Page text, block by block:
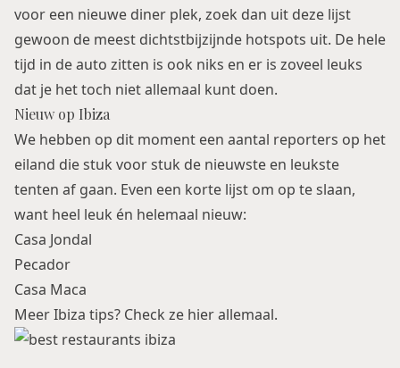
voor een nieuwe diner plek, zoek dan uit deze lijst
gewoon de meest dichtstbijzijnde hotspots uit. De hele
tijd in de auto zitten is ook niks en er is zoveel leuks
dat je het toch niet allemaal kunt doen.
Nieuw op Ibiza
We hebben op dit moment een aantal reporters op het
eiland die stuk voor stuk de nieuwste en leukste
tenten af gaan. Even een korte lijst om op te slaan,
want heel leuk én helemaal nieuw:
Casa Jondal
Pecador
Casa Maca
Meer Ibiza tips? Check ze hierallemaal.